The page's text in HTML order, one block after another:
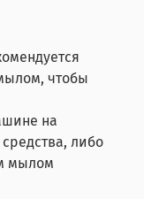
чтобы
на
либо
мылом